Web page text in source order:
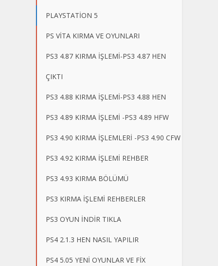
PLAYSTATİON 5
PS VİTA KIRMA VE OYUNLARI
PS3 4.87 KIRMA İŞLEMİ-PS3 4.87 HEN
ÇIKTI
PS3 4.88 KIRMA İŞLEMİ-PS3 4.88 HEN
PS3 4.89 KIRMA İŞLEMİ -PS3 4.89 HFW
PS3 4.90 KIRMA İŞLEMLERİ -PS3 4.90 CFW
PS3 4.92 KIRMA İŞLEMİ REHBER
PS3 4.93 KIRMA BÖLÜMÜ
PS3 KIRMA İŞLEMİ REHBERLER
PS3 OYUN İNDİR TIKLA
PS4 2.1.3 HEN NASIL YAPILIR
PS4 5.05 YENİ OYUNLAR VE FİX